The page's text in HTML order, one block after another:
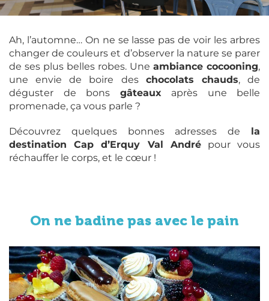
Ah, l’automne… On ne se lasse pas de voir les arbres
changer de couleurs et d’observer la nature se parer
de ses plus belles robes. Une ambiance cocooning,
une envie de boire des chocolats chauds, de
déguster de bons gâteauxaprès une belle
promenade, ça vous parle ?
Découvrez quelques bonnes adresses de la
destination Cap d’Erquy Val Andrépour vous
réchauffer le corps, et le cœur !
On ne badine pas avec le pain